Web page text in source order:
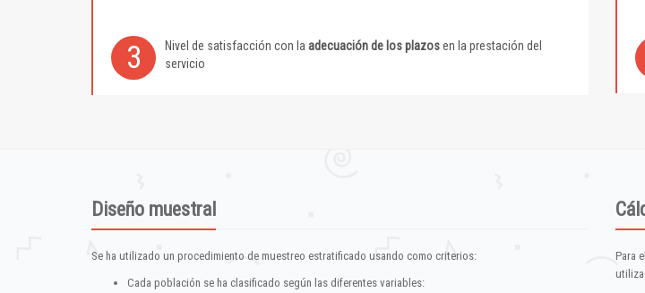
3 Nivel de satisfacción con la adecuación de los plazosen la prestación del
servicio
Diseño muestral
Se ha utilizado un procedimiento de muestreo estratificado usando como criterios:
Cada población se ha clasificado según las diferentes variables:
Para